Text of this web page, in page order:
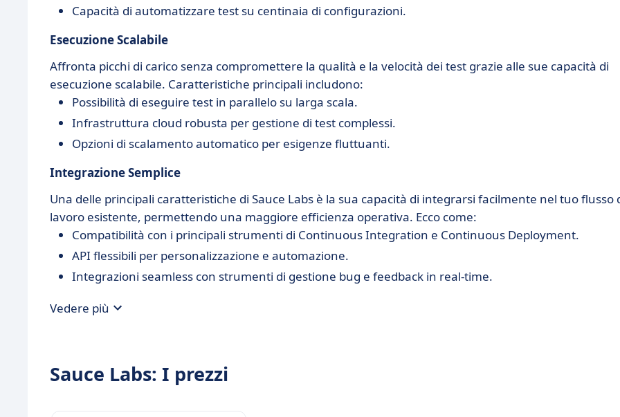
Capacità di automatizzare test su centinaia di configurazioni.
Esecuzione Scalabile
Affronta picchi di carico senza compromettere la qualità e la velocità dei test grazie alle sue capacità di
esecuzione scalabile. Caratteristiche principali includono:
Possibilità di eseguire test in parallelo su larga scala.
Infrastruttura cloud robusta per gestione di test complessi.
Opzioni di scalamento automatico per esigenze fluttuanti.
Integrazione Semplice
Una delle principali caratteristiche di Sauce Labs è la sua capacità di integrarsi facilmente nel tuo flusso
lavoro esistente, permettendo una maggiore efficienza operativa. Ecco come:
Compatibilità con i principali strumenti di Continuous Integration e Continuous Deployment.
API flessibili per personalizzazione e automazione.
Integrazioni seamless con strumenti di gestione bug e feedback in real-time.
Vedere più
Sauce Labs: I prezzi